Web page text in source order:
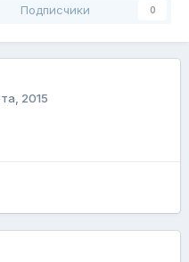
Подписчики 0
2015